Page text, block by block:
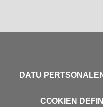
DATU
COOKIEN